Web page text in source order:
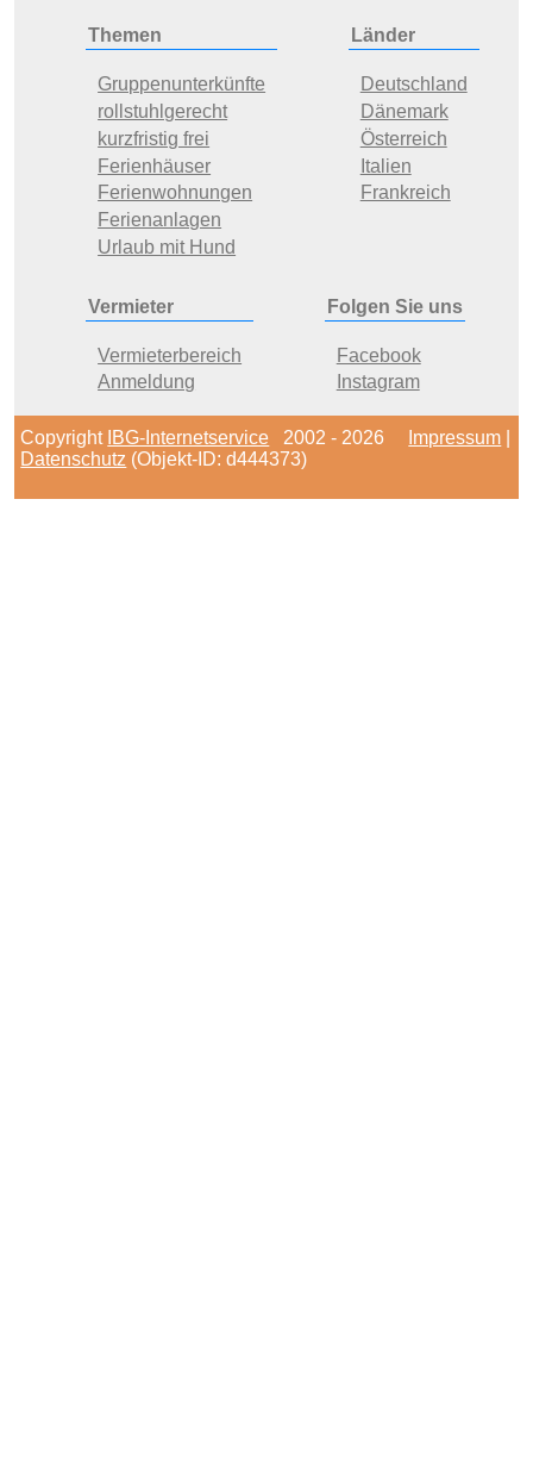
Themen
Gruppenunterkünfte
rollstuhlgerecht
kurzfristig frei
Ferienhäuser
Ferienwohnungen
Ferienanlagen
Urlaub mit Hund
Länder
Deutschland
Dänemark
Österreich
Italien
Frankreich
Vermieter
Vermieterbereich
Anmeldung
Folgen Sie uns
Facebook
Instagram
Copyright IBG-Internetservice 2002 - 2026 Impressum
Datenschutz (Objekt-ID: d444373)